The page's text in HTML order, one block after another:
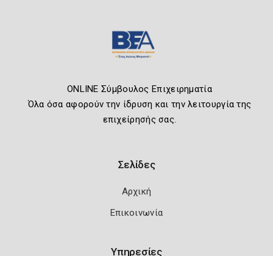
ONLINE Σύμβουλος Επιχειρηματία
Όλα όσα αφορούν την ίδρυση και την λειτουργία της
επιχείρησής σας.
Σελίδες
Αρχική
Επικοινωνία
Υπηρεσίες